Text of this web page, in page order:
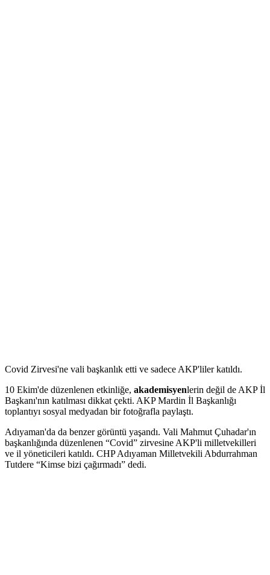
Covid Zirvesi'ne vali başkanlık etti ve sadece AKP'liler katıldı.
10 Ekim'de düzenlenen etkinliğe, akademisyenlerin değil de AKP İl
Başkanı'nın katılması dikkat çekti. AKP Mardin İl Başkanlığı
toplantıyı sosyal medyadan bir fotoğrafla paylaştı.
Adıyaman'da da benzer görüntü yaşandı. Vali Mahmut Çuhadar'ın
başkanlığında düzenlenen “Covid” zirvesine AKP'li milletvekilleri
ve il yöneticileri katıldı. CHP Adıyaman Milletvekili Abdurrahman
Tutdere “Kimse bizi çağırmadı” dedi.